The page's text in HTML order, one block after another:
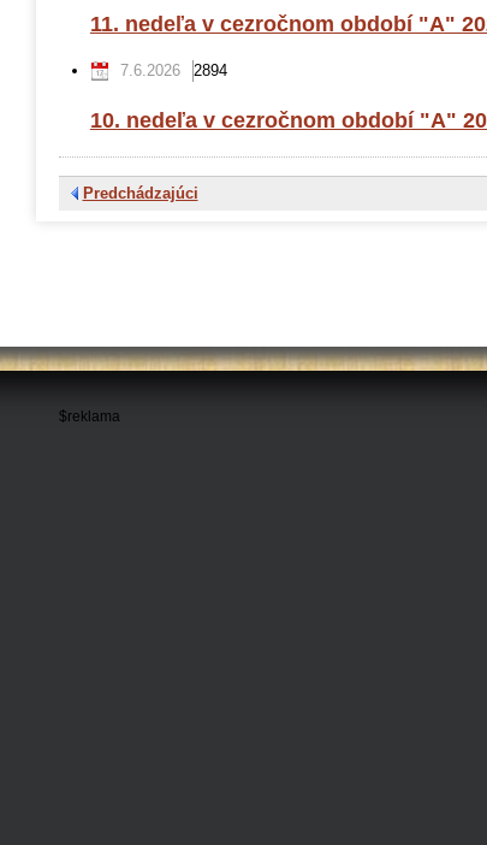
11. nedeľa v cezročnom období "A"
7.6.2026 2894
10. nedeľa v cezročnom období "A"
Predchádzajúci
$reklama